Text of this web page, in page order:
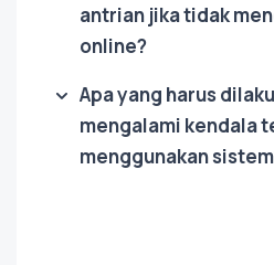
antrian jika tidak
online?
Apa yang harus
mengalami kendala
menggunakan